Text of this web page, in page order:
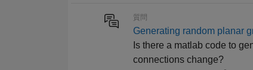
質問
Generating random planar
Is there a matlab code to
connections change?